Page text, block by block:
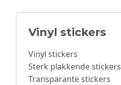
Vinyl stickers
Vinyl stickers
Sterk plakkende stickers
Transparante stickers